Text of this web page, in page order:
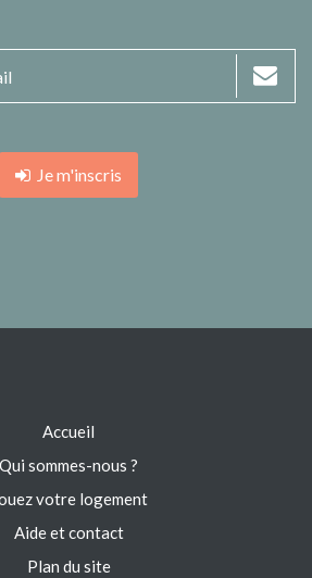
Je m'inscris
Accueil
Qui sommes-nous ?
votre logement
Aide et contact
Plan du site